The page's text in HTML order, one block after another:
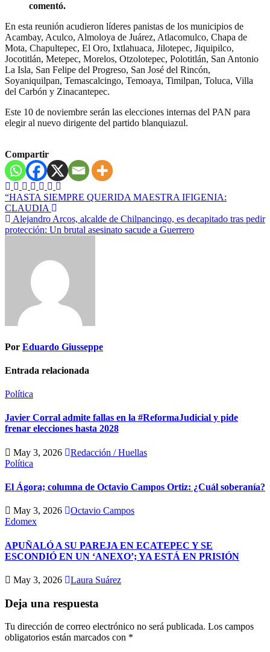
comentó.
En esta reunión acudieron líderes panistas de los municipios de
Acambay, Aculco, Almoloya de Juárez, Atlacomulco, Chapa de
Mota, Chapultepec, El Oro, Ixtlahuaca, Jilotepec, Jiquipilco,
Jocotitlán, Metepec, Morelos, Otzolotepec, Polotitlán, San Antonio
La Isla, San Felipe del Progreso, San José del Rincón,
Soyaniquilpan, Temascalcingo, Temoaya, Timilpan, Toluca, Villa
del Carbón y Zinacantepec.
Este 10 de noviembre serán las elecciones internas del PAN para
elegir al nuevo dirigente del partido blanquiazul.
Compartir
Navegación
de
entradas
“HASTA SIEMPRE QUERIDA MAESTRA IFIGENIA:
CLAUDIA
Alejandro Arcos, alcalde de Chilpancingo, es decapitado tras pedir
protección: Un brutal asesinato sacude a Guerrero
Por Eduardo Giusseppe
Entrada relacionada
Política
Javier Corral admite fallas en la #ReformaJudicial y pide
frenar elecciones hasta 2028
May 3, 2026
Redacción / Huellas
Política
El Ágora; columna de Octavio Campos Ortiz: ¿Cuál soberanía?
May 3, 2026
Octavio Campos
Edomex
APUÑALÓ A SU PAREJA EN ECATEPEC Y SE
ESCONDIÓ EN UN ‘ANEXO’; YA ESTÁ EN PRISIÓN
May 3, 2026 Laura Suárez
Deja una respuesta
Tu dirección de correo electrónico no será publicada. Los campos
obligatorios están marcados con *